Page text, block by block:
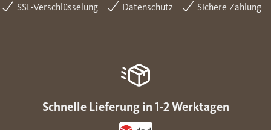
SSL-Verschlüsselung Datenschutz Sichere Zahlung
Schnelle Lieferung in 1-2 Werktagen